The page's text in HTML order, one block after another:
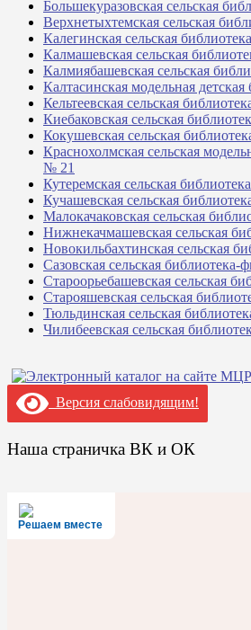
Большекуразовская сельская
Верхнетыхтемская сельская
Калегинская сельская
Калмашевская сельская
Калмиябашевская сельская
Калтасинская модельная детская
Кельтеевская сельская
Киебаковская сельская
Кокушевская сельская
Краснохолмская сельская
№ 21
Кутеремская сельская
Кучашевская сельская
Малокачаковская сельская
Нижнекачмашевская сельская
Новокильбахтинская сельская
Сазовская сельская
Староорьебашевская сельская
Старояшевская сельская
Тюльдинская сельская
Чилибеевская сельская
Версия слабовидящим!
Наша страничка ВК и ОК
Решаем вместе